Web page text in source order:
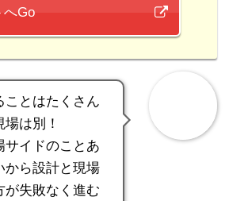
へGo
ことはたくさん
は別！
サイドのことあ
から設計と現場
が失敗なく進む